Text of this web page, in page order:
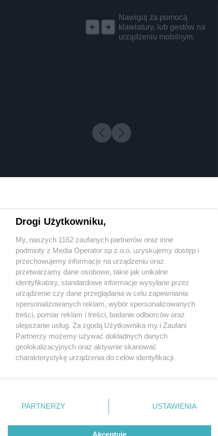
Nawiguj za pomocą
klawiatury, lub gestów na
urządzeniu mobilnym.
2 / 0
Wydawca mediów lokalnych
Nie zapomnij
zapoznać się z:
polityką prywatności regulamin korzystania z portali
Twojemiasto
Piekary Śląskie
Chorzów
Tarnowskie Góry
Gliwice
Skontakuj sięz nami
Kontakt
Wydawca
Redakcja
Drogi Użytkowniku,
My, naszych 1162 zaufanych partnerów oraz inne
podmioty z Media Operator sp z.o.o. uzyskujemy dostęp i
przechowujemy informacje na urządzeniu oraz
przetwarzamy dane osobowe, takie jak unikalne
identyfikatory, standardowe informacje wysyłane przez
urządzenie czy dane przeglądania w celu zapewniania
spersonalizowanych reklam, wybór spersonalizowanych
treści, pomiar reklam i treści, badanie odbiorców oraz
ulepszanie usług. Za zgodą Użytkownika my i Zaufani
Partnerzy możemy używać dokładnych danych
geolokalizacyjnych oraz aktywnie skanować
charakterystykę urządzenia do celów identyfikacji.
zmienić/wycofać klikając przycisk ustawień prywatności
znajdujący się w lewym dolnym rogu strony
rodzaje przetwarzania danych nie wymagają zgody
użytkownika, ale masz prawo sprzeciwić się takiemu
PARTNERZY USTAWIENIA
Akceptuję